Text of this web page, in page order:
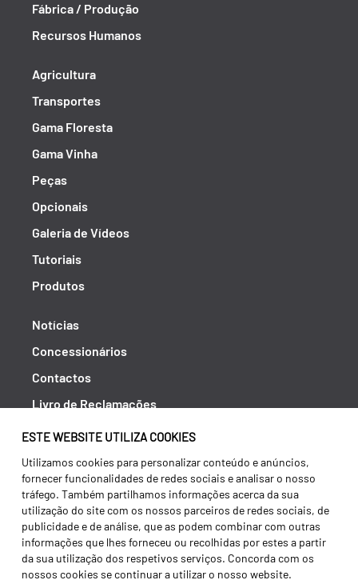
ESTE WEBSITE UTILIZA COOKIES
Utilizamos cookies para personalizar conteúdo e anúncios,
fornecer funcionalidades de redes sociais e analisar o nosso
tráfego. Também partilhamos informações acerca da sua
utilização do site com os nossos parceiros de redes sociais, de
publicidade e de análise, que as podem combinar com outras
informações que lhes forneceu ou recolhidas por estes a partir
da sua utilização dos respetivos serviços. Concorda com os
nossos cookies se continuar a utilizar o nosso website.
Fábrica / Produção
Recursos Humanos
Agricultura
Transportes
Gama Floresta
Gama Vinha
Peças
Opcionais
Galeria de Vídeos
Tutoriais
Produtos
Notícias
Concessionários
Contactos
Livro de Reclamações
Política de Privacidade
Canal de Denúncias (RGPC)
Termos e condições